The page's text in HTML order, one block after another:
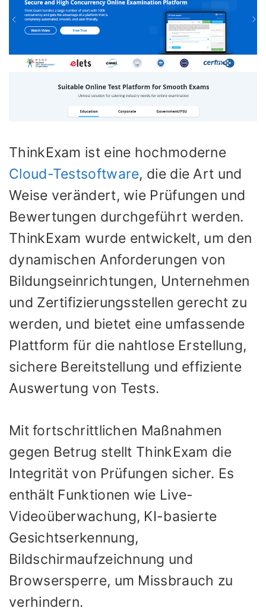
ThinkExam ist eine hochmoderne
Cloud-Testsoftware, die die Art und
Weise verändert, wie Prüfungen und
Bewertungen durchgeführt werden.
ThinkExam wurde entwickelt, um den
dynamischen Anforderungen von
Bildungseinrichtungen, Unternehmen
und Zertifizierungsstellen gerecht zu
werden, und bietet eine umfassende
Plattform für die nahtlose Erstellung,
sichere Bereitstellung und effiziente
Auswertung von Tests.
Mit fortschrittlichen Maßnahmen
gegen Betrug stellt ThinkExam die
Integrität von Prüfungen sicher. Es
enthält Funktionen wie Live-
Videoüberwachung, KI-basierte
Gesichtserkennung,
Bildschirmaufzeichnung und
Browsersperre, um Missbrauch zu
verhindern.